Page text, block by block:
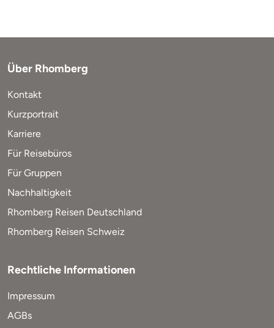
Über Rhomberg
Kontakt
Kurzportrait
Karriere
Für Reisebüros
Für Gruppen
Nachhaltigkeit
Rhomberg Reisen Deutschland
Rhomberg Reisen Schweiz
Rechtliche Informationen
Impressum
AGBs